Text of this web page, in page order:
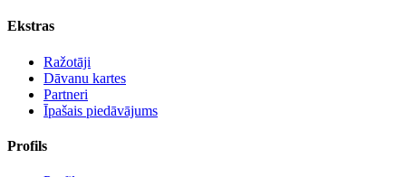
Ekstras
Ražotāji
Dāvanu kartes
Partneri
Īpašais piedāvājums
Profils